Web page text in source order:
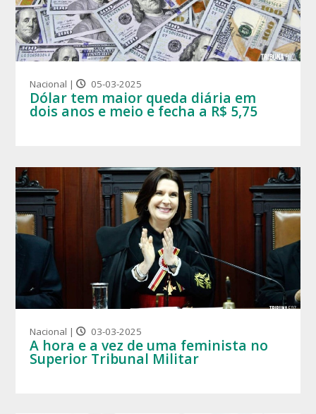
Nacional | 05-03-2025
Dólar tem maior queda diária em
dois anos e meio e fecha a R$ 5,75
Nacional | 03-03-2025
A hora e a vez de uma feminista no
Superior Tribunal Militar